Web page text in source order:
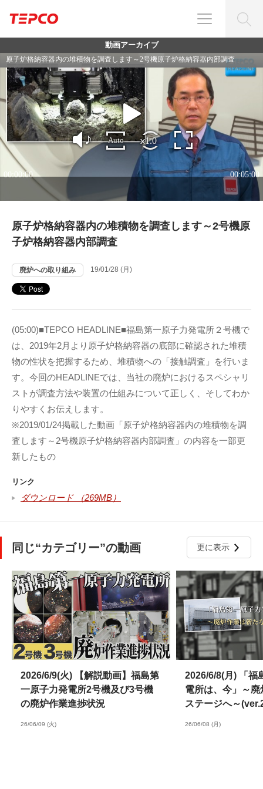
動画アーカイブ
原子炉格納容器内の堆積物を調査します～2号機原
子炉格納容器内部調査
廃炉への取り組み 19/01/28 (月)
(05:00)■TEPCO HEADLINE■福島第一原子力発電所２号機で
は、2019年2月より原子炉格納容器の底部に確認された堆積
物の性状を把握するため、堆積物への「接触調査」を行いま
す。今回のHEADLINEでは、当社の廃炉におけるスペシャリ
ストが調査方法や装置の仕組みについて正しく、そしてわか
りやすくお伝えします。
※2019/01/24掲載した動画「原子炉格納容器内の堆積物を調
査します～2号機原子炉格納容器内部調査」の内容を一部更
新したもの
リンク
ダウンロード （269MB）
同じ“カテゴリー”の動画 更に表示
2026/6/9(火) 【解説動画】福島第
一原子力発電所2号機及び3号機
の廃炉作業進捗状況
26/06/09 (火)
2026/6/8(月) 「福
電所は、今」～
ステージへ～
26/06/08 (月)